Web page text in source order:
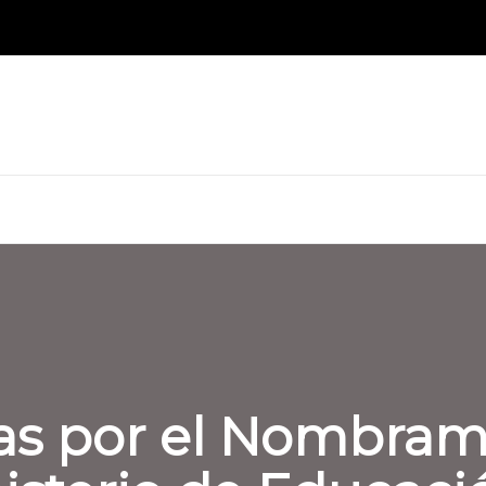
por el